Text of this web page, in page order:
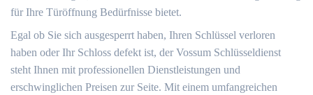
für Ihre Türöffnung Bedürfnisse bietet.
Egal ob Sie sich ausgesperrt haben, Ihren Schlüssel verloren
haben oder Ihr Schloss defekt ist, der Vossum Schlüsseldienst
steht Ihnen mit professionellen Dienstleistungen und
erschwinglichen Preisen zur Seite.​ Mit einem umfangreichen